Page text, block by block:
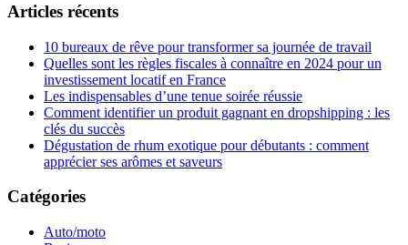
Articles récents
10 bureaux de rêve pour transformer sa journée de travail
Quelles sont les règles fiscales à connaître en 2024 pour un
investissement locatif en France
Les indispensables d’une tenue soirée réussie
Comment identifier un produit gagnant en dropshipping : les
clés du succès
Dégustation de rhum exotique pour débutants : comment
apprécier ses arômes et saveurs
Catégories
Auto/moto